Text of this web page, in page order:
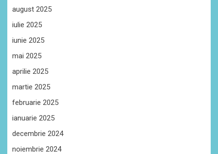
august 2025
iulie 2025
iunie 2025
mai 2025
aprilie 2025
martie 2025
februarie 2025
ianuarie 2025
decembrie 2024
noiembrie 2024